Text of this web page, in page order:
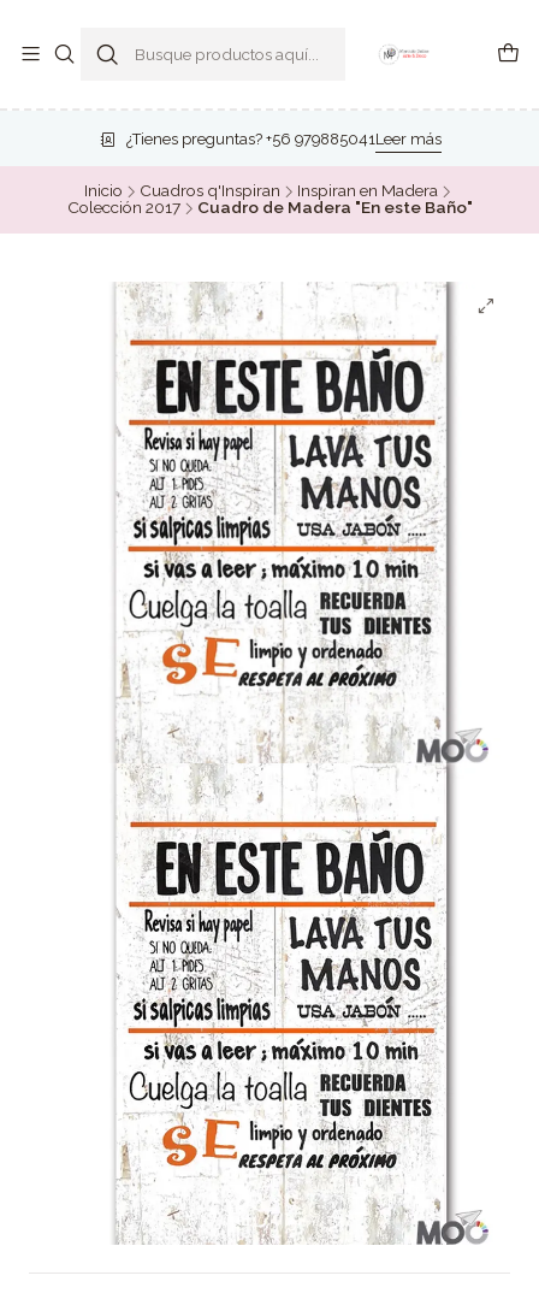
¿Tienes preguntas? +56 979885041Leer más
Inicio Cuadros q'Inspiran
Inspiran en Madera
Colección 2017
Cuadro de Madera "En este Baño"